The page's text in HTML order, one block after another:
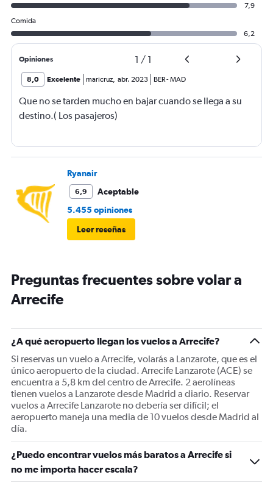
7,9
Comida
6,2
Opiniones 1 / 1
8,0 Excelente maricruz, abr. 2023 BER-MAD
Que no se tarden mucho en bajar cuando se llega a su
destino.( Los pasajeros)
Ryanair
6,9
Aceptable
5.455 opiniones
Leer reseñas
Preguntas frecuentes sobre volar a
Arrecife
¿A qué aeropuerto llegan los vuelos a Arrecife?
Si reservas un vuelo a Arrecife, volarás a Lanzarote, que es el
único aeropuerto de la ciudad. Arrecife Lanzarote (ACE) se
encuentra a 5,8 km del centro de Arrecife. 2 aerolíneas
tienen vuelos a Lanzarote desde Madrid a diario. Reservar
vuelos a Arrecife Lanzarote no debería ser difícil; el
aeropuerto maneja una media de 10 vuelos desde Madrid al
día.
¿Puedo encontrar vuelos más baratos a Arrecife si
no me importa hacer escala?